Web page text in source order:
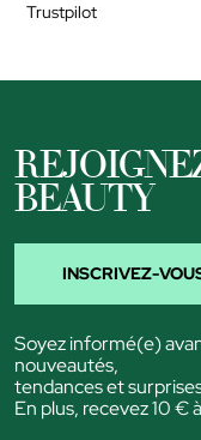
Trustpilot
BEAUTY
INSCRIVEZ-
Soyez informé(e)
nouveautés,
tendances et
En plus, recevez 10 €